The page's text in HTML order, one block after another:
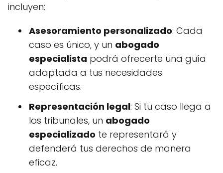
incluyen:
Asesoramiento personalizado: Cada
caso es único, y un abogado
especialista podrá ofrecerte una guía
adaptada a tus necesidades
específicas.
Representación legal: Si tu caso llega a
los tribunales, un abogado
especializado te representará y
defenderá tus derechos de manera
eficaz.